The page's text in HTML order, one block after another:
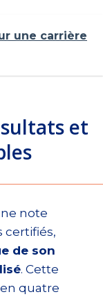
une carrière
et
note
certifiés,
de son
. Cette
quatre